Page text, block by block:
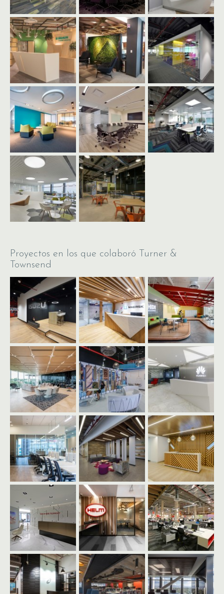
Proyectos en los que colaboró Turner &
Townsend